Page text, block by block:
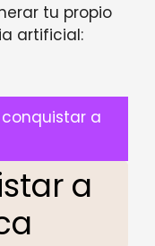
tu propio
artificial:
a
a